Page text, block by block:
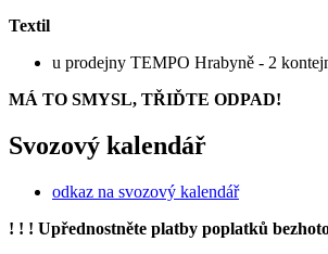
Textil
u prodejny TEMPO Hrabyně - 2
MÁ TO SMYSL, TŘIĎTE ODPAD!
Svozový kalendář
odkaz na svozový kalendář
! ! ! Upřednostněte platby poplatků